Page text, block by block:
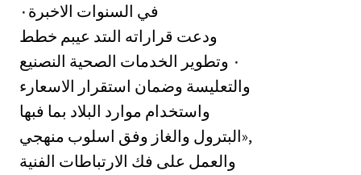
في السنوات الاخبرة٠‏
ودعت قراراته الىتد عيبم خطط
النصنيع ‎٠‏ وتطوير الخدمات الصحية
والتعليسة وضمان استقرار الاسعارء
واستخدام موارد البلاد بما فبها
البترول والغاز وفق اسلوب منهجي»,
والعمل على فك الارتباطات الفنية